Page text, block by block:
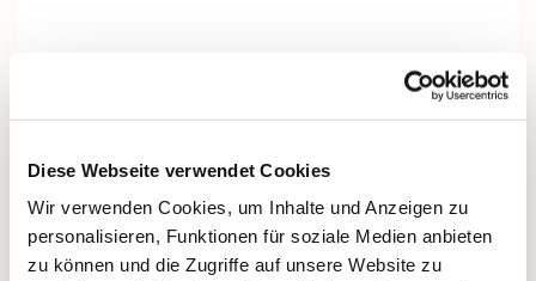
Diese Webseite verwendet Cookies
Wir verwenden Cookies, um Inhalte und Anzeigen zu
personalisieren, Funktionen für soziale Medien anbieten
zu können und die Zugriffe auf unsere Website zu